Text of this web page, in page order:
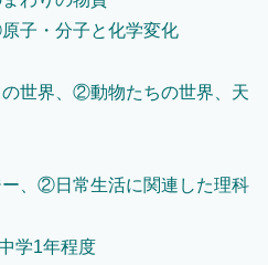
子・分子と化学変化
世界、②動物たちの世界、天
、②日常生活に関連した理科
学1年程度